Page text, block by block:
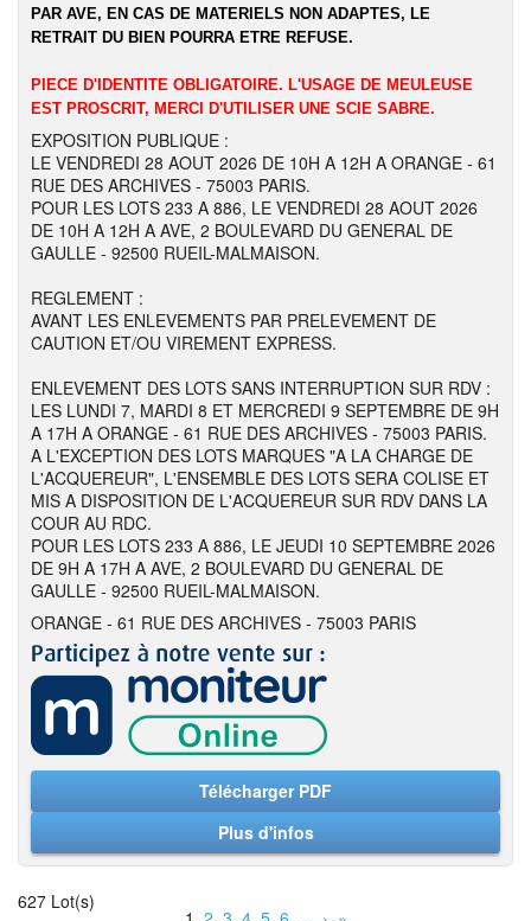
PAR AVE, EN CAS DE MATERIELS NON ADAPTES, LE
RETRAIT DU BIEN POURRA ETRE REFUSE.
PIECE D'IDENTITE OBLIGATOIRE. L'USAGE DE MEULEUSE
EST PROSCRIT, MERCI D'UTILISER UNE SCIE SABRE.
EXPOSITION PUBLIQUE :
LE VENDREDI 28 AOUT 2026 DE 10H A 12H A ORANGE - 61
RUE DES ARCHIVES - 75003 PARIS.
POUR LES LOTS 233 A 886, LE VENDREDI 28 AOUT 2026
DE 10H A 12H A AVE, 2 BOULEVARD DU GENERAL DE
GAULLE - 92500 RUEIL-MALMAISON.
REGLEMENT :
AVANT LES ENLEVEMENTS PAR PRELEVEMENT DE
CAUTION ET/OU VIREMENT EXPRESS.
ENLEVEMENT DES LOTS SANS INTERRUPTION SUR RDV :
LES LUNDI 7, MARDI 8 ET MERCREDI 9 SEPTEMBRE DE 9H
A 17H A ORANGE - 61 RUE DES ARCHIVES - 75003 PARIS.
A L'EXCEPTION DES LOTS MARQUES "A LA CHARGE DE
L'ACQUEREUR", L'ENSEMBLE DES LOTS SERA COLISE ET
MIS A DISPOSITION DE L'ACQUEREUR SUR RDV DANS LA
COUR AU RDC.
POUR LES LOTS 233 A 886, LE JEUDI 10 SEPTEMBRE 2026
DE 9H A 17H A AVE, 2 BOULEVARD DU GENERAL DE
GAULLE - 92500 RUEIL-MALMAISON.
ORANGE - 61 RUE DES ARCHIVES - 75003 PARIS
Télécharger PDF
Plus d'infos
627 Lot(s)